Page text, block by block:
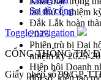
lần thứ I, nhiệm
Đắk Lắk hoàn
2025
Phiên trù bị Đại
nhiệm kỳ 2025-
Hiệp hội Doanh
Sơ đồ cổng
Toggle navigation
CỔNG THÔNG TIN
Giấy phép số 99/GP-